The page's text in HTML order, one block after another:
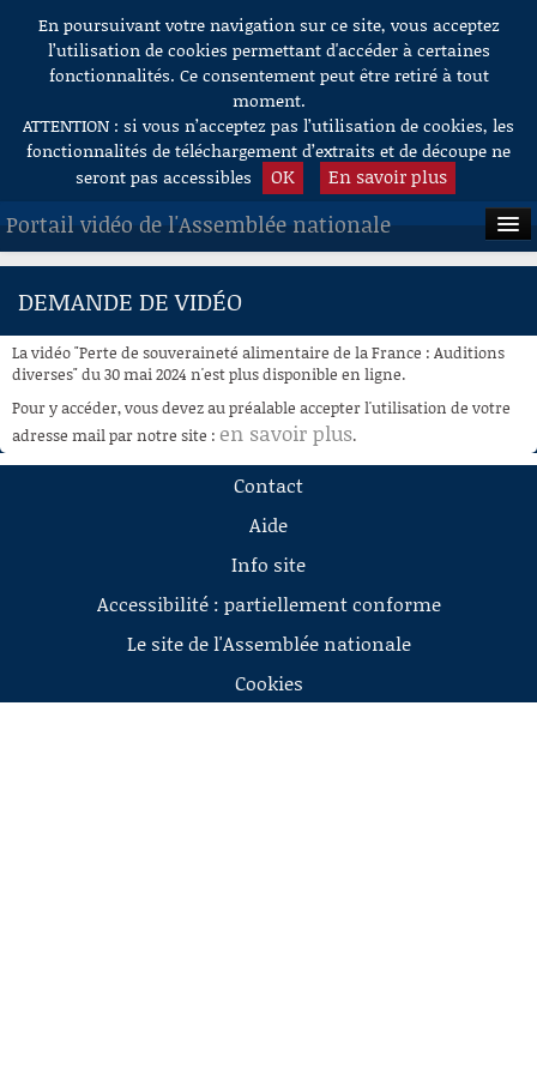
Aller au contenu
En poursuivant votre navigation sur ce site, vous acceptez
l’utilisation de cookies permettant d'accéder à certaines
fonctionnalités. Ce consentement peut être retiré à tout
moment.
ATTENTION : si vous n’acceptez pas l’utilisation de cookies, les
fonctionnalités de téléchargement d’extraits et de découpe ne
seront pas accessibles
OK En savoir plus
Portail vidéo de l'Assemblée nationale
ACCUEIL
À LA DEMANDE
RECHERCHE
AIDE À LA DÉCOUPE
DEMANDE DE VIDÉO
La vidéo "Perte de souveraineté alimentaire de la France : Auditions
diverses" du 30 mai 2024 n'est plus disponible en ligne.
Pour y accéder, vous devez au préalable accepter l'utilisation de votre
adresse mail par notre site : en savoir plus.
Contact
Aide
Info site
Accessibilité : partiellement conforme
Le site de l'Assemblée nationale
Cookies